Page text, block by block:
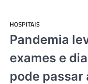
HOSPITAIS
Pandemia
exames e
pode passar